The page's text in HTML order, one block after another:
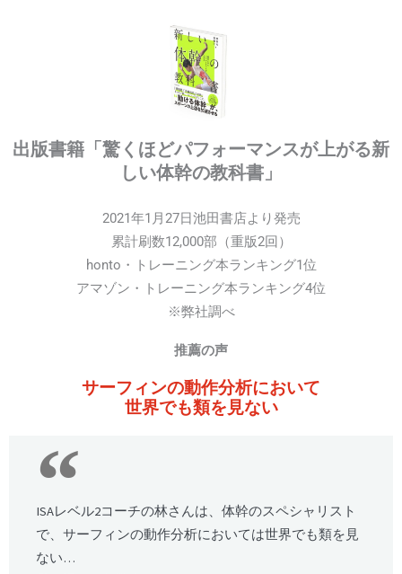
出版書籍「驚くほどパフォーマンスが上がる新
しい体幹の教科書」
2021年1月27日池田書店より発売
累計刷数12,000部（重版2回）
honto・トレーニング本ランキング1位
アマゾン・トレーニング本ランキング4位
※弊社調べ
推薦の声
サーフィンの動作分析において
世界でも類を見ない
ISAレベル2コーチの林さんは、体幹のスペシャリスト
で、サーフィンの動作分析においては世界でも類を見
ない…